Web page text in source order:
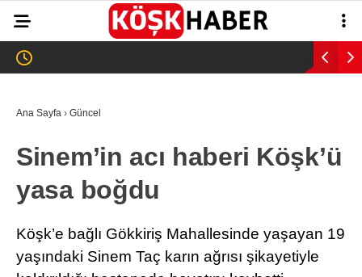
WhatsApp İhbar
Hattı
Facebook
23.8°
ASAYİŞ
EĞİTİM
SAĞLIK
EKONOMİ
Ana Sayfa › Güncel
Sinem’in acı haberi Köşk’ü
yasa boğdu
Köşk’e bağlı Gökkiriş Mahallesinde yaşayan 19
yaşındaki Sinem Taç karın ağrısı şikayetiyle